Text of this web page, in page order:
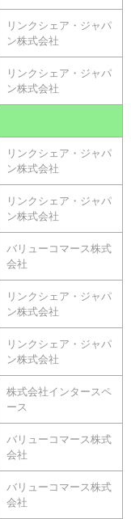
リンクシェア・ジャパ
ン株式会社
リンクシェア・ジャパ
ン株式会社
リンクシェア・ジャパ
ン株式会社
リンクシェア・ジャパ
ン株式会社
バリューコマース株式
会社
リンクシェア・ジャパ
ン株式会社
リンクシェア・ジャパ
ン株式会社
株式会社インタースペ
ース
バリューコマース株式
会社
バリューコマース株式
会社